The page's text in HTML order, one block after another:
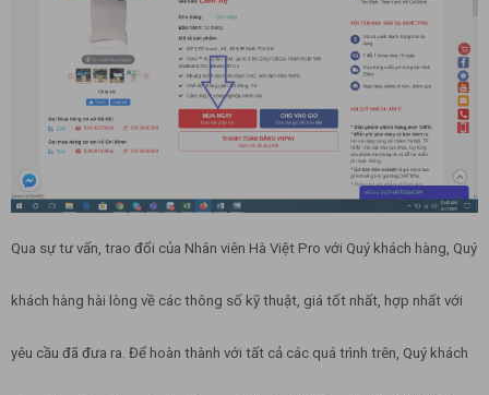
Qua sự tư vấn, trao đổi của Nhân viên Hà Việt Pro với Quý khách hàng, Quý
khách hàng hài lòng về các thông số kỹ thuật, giá tốt nhất, hợp nhất với
yêu cầu đã đưa ra. Để hoàn thành với tất cả các quá trình trên, Quý khách